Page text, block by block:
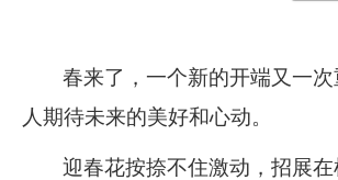
春来了，一个新的开端又一
人期待未来的美好和心动。
迎春花按捺不住激动，招展